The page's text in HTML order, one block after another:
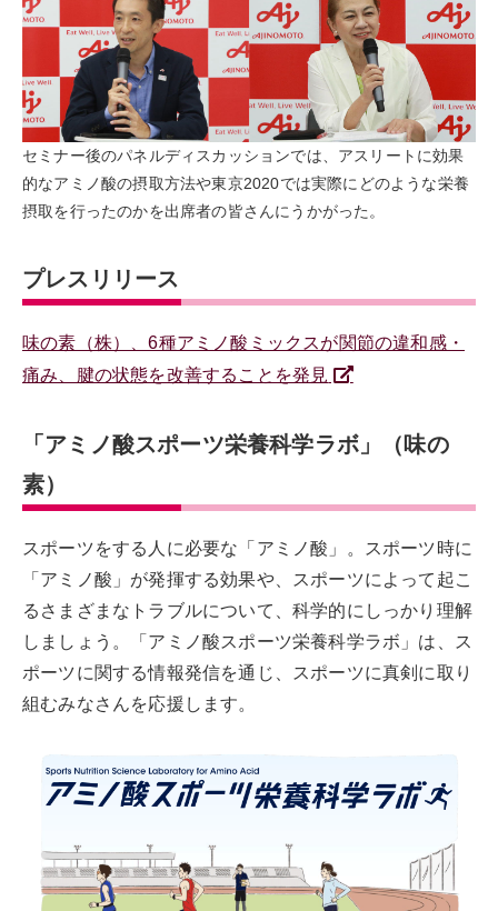
セミナー後のパネルディスカッションでは、アスリートに効果
的なアミノ酸の摂取方法や東京2020では実際にどのような栄養
摂取を行ったのかを出席者の皆さんにうかがった。
プレスリリース
味の素（株）、6種アミノ酸ミックスが関節の違和感・
痛み、腱の状態を改善することを発見
「アミノ酸スポーツ栄養科学ラボ」（味の
素）
スポーツをする人に必要な「アミノ酸」。スポーツ時に
「アミノ酸」が発揮する効果や、スポーツによって起こ
るさまざまなトラブルについて、科学的にしっかり理解
しましょう。「アミノ酸スポーツ栄養科学ラボ」は、ス
ポーツに関する情報発信を通じ、スポーツに真剣に取り
組むみなさんを応援します。